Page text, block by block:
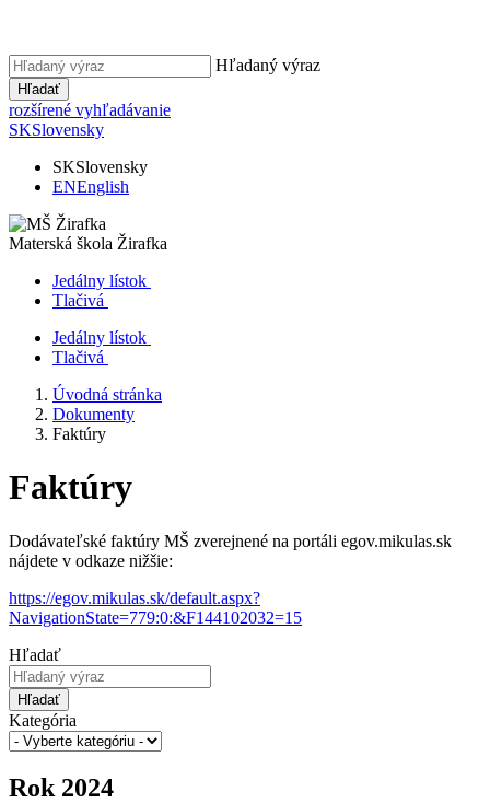
Hľadaný výraz
Hľadať
rozšírené vyhľadávanie
SKSlovensky
SKSlovensky
ENEnglish
Materská škola Žirafka
Jedálny lístok
Tlačivá
Jedálny lístok
Tlačivá
Úvodná stránka
Dokumenty
Faktúry
Faktúry
Dodávateľské faktúry MŠ zverejnené na portáli egov.mikulas.sk
nájdete v odkaze nižšie:
https://egov.mikulas.sk/default.aspx?
NavigationState=779:0:&F144102032=15
Hľadať
Hľadať
Kategória
Rok 2024